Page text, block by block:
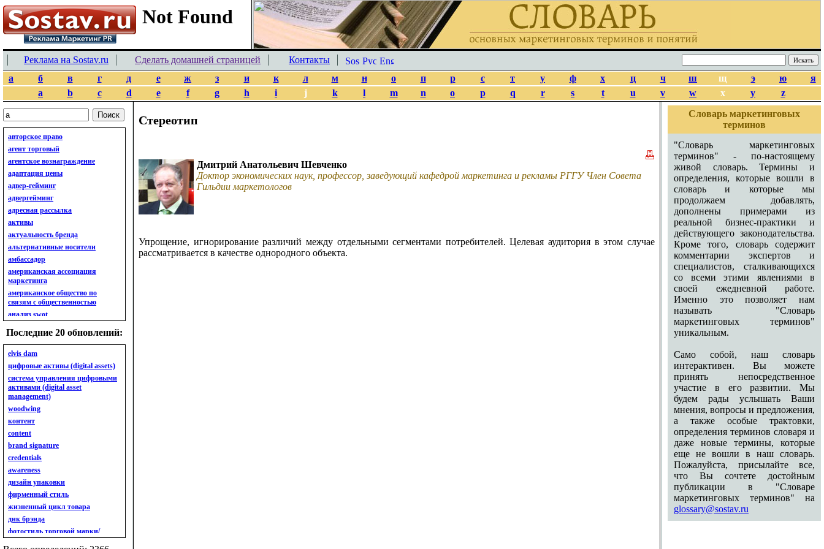
Реклама на Sostav.ru Сделать домашней страницей
Контакты
а
б в г д е ж з и к л м н о п р с т у ф х ц ч ш щ э ю
я
a
b c d e f g h i j k l m n o p q r s t u v w x y z
авторское право
агент торговый
агентское вознаграждение
адаптация цены
адвер-гейминг
адвергейминг
адресная рассылка
активы
актуальность бренда
альтернативные носители
амбассадор
американская ассоциация
маркетинга
американское общество по
связям с общественностью
анализ swot
анализ бизнес-портфеля
анализ имиджа
анализ кластерный
анализ конкурентов
анализ кросс-культурных
особенностей
анализ мак кинси «7s»
анализ макросистемы
анализ маркетинговый
анализ рынка
анализ ситуационный
анализ экспертный
индивидуальный
анкета
ассортимент
ассортимент товарный.
планирование товарного
ассортимента
ассортимент. глубина
Последние 20 обновлений:
elvis dam
цифровые активы (digital assets)
система управления цифровыми
активами (digital asset
management)
woodwing
контент
content
brand signature
credentials
awareness
дизайн упаковки
фирменный стиль
жизненный цикл товара
днк брэнда
фотостиль торговой марки/
линейки продукции
Стереотип
Дмитрий Анатольевич Шевченко
Доктор экономических наук, профессор, заведующий кафедрой маркетинга и рекламы РГГУ Член Совета
Гильдии маркетологов
Упрощение, игнорирование различий между отдельными сегментами потребителей. Целевая аудитория в этом случае
рассматривается в качестве однородного объекта.
Словарь маркетинговых
терминов
"Словарь маркетинговых
терминов" - по-настоящему
живой словарь. Термины и
определения, которые вошли в
словарь и которые мы
продолжаем добавлять,
дополнены примерами из
реальной бизнес-практики и
действующего законодательства.
Кроме того, словарь содержит
комментарии экспертов и
специалистов, сталкивающихся
со всеми этими явлениями в
своей ежедневной работе.
Именно это позволяет нам
называть "Словарь
маркетинговых терминов"
уникальным.
Само собой, наш словарь
интерактивен. Вы можете
принять непосредственное
участие в его развитии. Мы
будем рады услышать Ваши
мнения, вопросы и предложения,
а также особые трактовки,
определения терминов словаря и
даже новые термины, которые
еще не вошли в наш словарь.
Пожалуйста, присылайте все,
что Вы сочтете достойным
публикации в "Словаре
маркетинговых терминов" на
glossary@sostav.ru